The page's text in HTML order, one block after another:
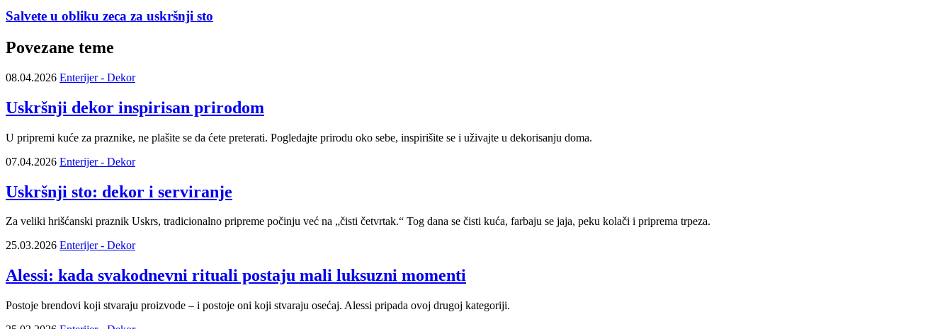
Salvete u obliku zeca za uskršnji sto
Povezane teme
08.04.2026 Enterijer - Dekor
Uskršnji dekor inspirisan prirodom
U pripremi kuće za praznike, ne plašite se da ćete preterati. Pogledajte prirodu oko sebe, inspirišite se i uživajte u dekorisanju doma.
07.04.2026 Enterijer - Dekor
Uskršnji sto: dekor i serviranje
Za veliki hrišćanski praznik Uskrs, tradicionalno pripreme počinju već na „čisti četvrtak.“ Tog dana se čisti kuća, farbaju se jaja, peku kolači i priprema trpeza.
25.03.2026 Enterijer - Dekor
Alessi: kada svakodnevni rituali postaju mali luksuzni momenti
Postoje brendovi koji stvaraju proizvode – i postoje oni koji stvaraju osećaj. Alessi pripada ovoj drugoj kategoriji.